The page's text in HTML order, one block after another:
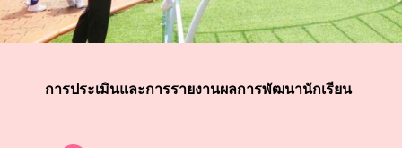
การประเมินและการรายงานผลการพัฒนานักเรียน